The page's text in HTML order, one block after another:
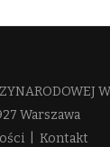
Warszawa
Kontakt